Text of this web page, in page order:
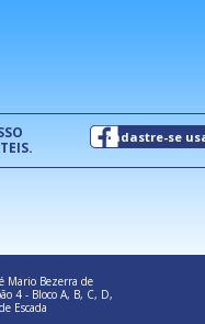
cadastre-se
Mario Bezerra de
4 - Bloco A, B, C, D,
Escada